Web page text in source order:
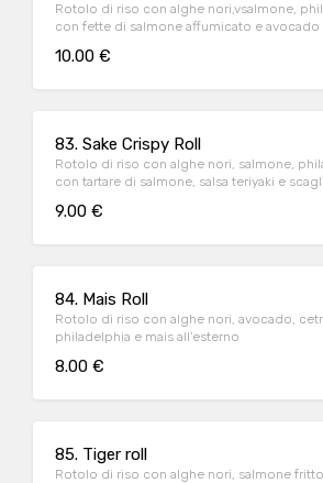
Rotolo di riso con alghe nori,vsalmone,
con fette di salmone affumicato e avocado
10.00 €
83. Sake Crispy Roll
Rotolo di riso con alghe nori, salmone,
con tartare di salmone, salsa teriyaki e
9.00 €
84. Mais Roll
Rotolo di riso con alghe nori, avocado,
philadelphia e mais all'esterno
8.00 €
85. Tiger roll
Rotolo di riso con alghe nori, salmone